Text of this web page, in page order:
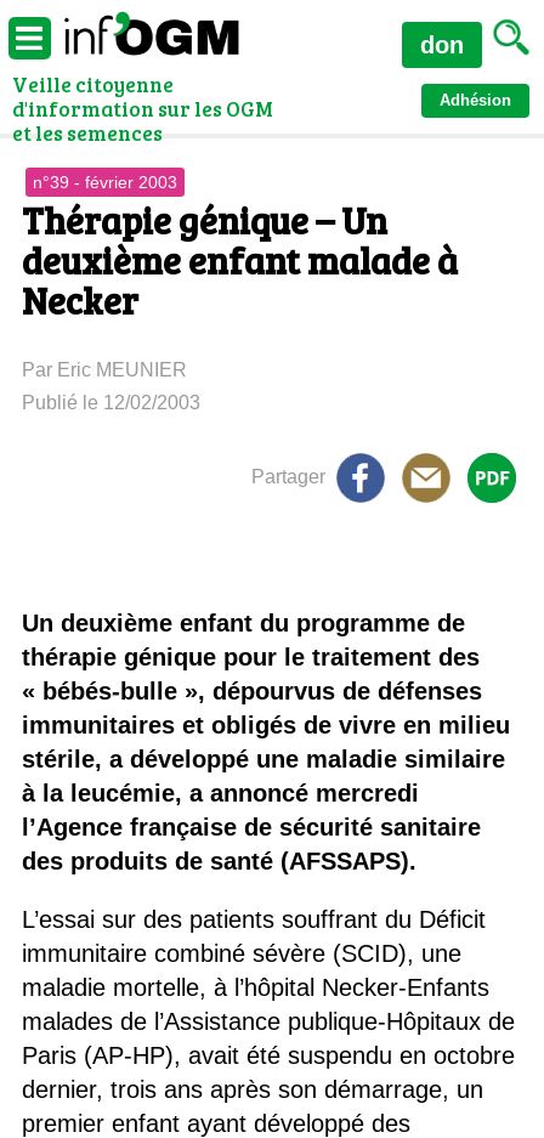
Veille citoyenne
d'information sur les OGM
et les semences
Adhésion
don
n°39 - février 2003
Thérapie génique – Un
deuxième enfant malade à
Necker
Par Eric MEUNIER
Publié le 12/02/2003
Partager
Un deuxième enfant du programme de
thérapie génique pour le traitement des
« bébés-bulle », dépourvus de défenses
immunitaires et obligés de vivre en milieu
stérile, a développé une maladie similaire
à la leucémie, a annoncé mercredi
l’Agence française de sécurité sanitaire
des produits de santé (AFSSAPS).
L’essai sur des patients souffrant du Déficit
immunitaire combiné sévère (SCID), une
maladie mortelle, à l’hôpital Necker-Enfants
malades de l’Assistance publique-Hôpitaux de
Paris (AP-HP), avait été suspendu en octobre
dernier, trois ans après son démarrage, un
premier enfant ayant développé des